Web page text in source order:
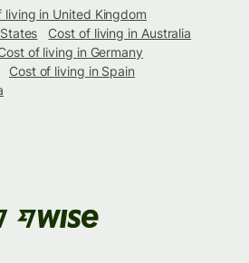
living in United Kingdom
Cost of living in Australia
of living in Germany
Cost of living in Spain